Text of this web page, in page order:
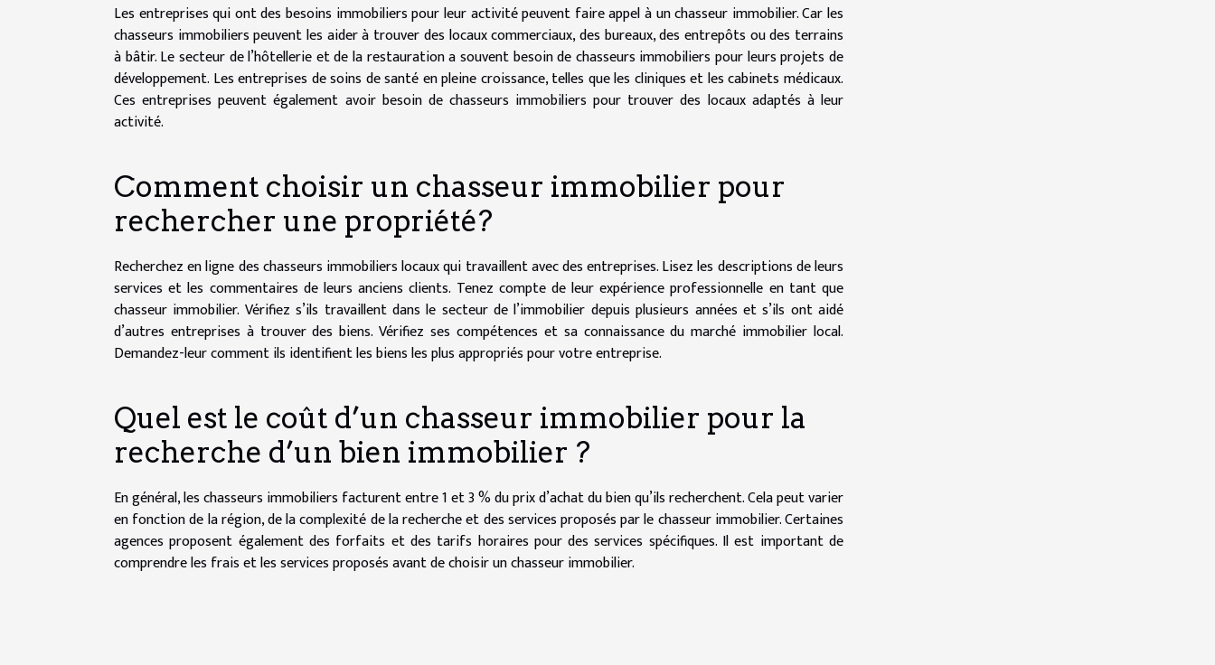
Les entreprises qui ont des besoins immobiliers pour leur activité peuvent faire appel à un chasseur immobilier. Car les
chasseurs immobiliers peuvent les aider à trouver des locaux commerciaux, des bureaux, des entrepôts ou des terrains
à bâtir. Le secteur de l’hôtellerie et de la restauration a souvent besoin de chasseurs immobiliers pour leurs projets de
développement. Les entreprises de soins de santé en pleine croissance, telles que les cliniques et les cabinets médicaux.
Ces entreprises peuvent également avoir besoin de chasseurs immobiliers pour trouver des locaux adaptés à leur
activité.
Comment choisir un chasseur immobilier pour
rechercher une propriété?
Recherchez en ligne des chasseurs immobiliers locaux qui travaillent avec des entreprises. Lisez les descriptions de leurs
services et les commentaires de leurs anciens clients. Tenez compte de leur expérience professionnelle en tant que
chasseur immobilier. Vérifiez s’ils travaillent dans le secteur de l’immobilier depuis plusieurs années et s’ils ont aidé
d’autres entreprises à trouver des biens. Vérifiez ses compétences et sa connaissance du marché immobilier local.
Demandez-leur comment ils identifient les biens les plus appropriés pour votre entreprise.
Quel est le coût d’un chasseur immobilier pour la
recherche d’un bien immobilier ?
En général, les chasseurs immobiliers facturent entre 1 et 3 % du prix d’achat du bien qu’ils recherchent. Cela peut varier
en fonction de la région, de la complexité de la recherche et des services proposés par le chasseur immobilier. Certaines
agences proposent également des forfaits et des tarifs horaires pour des services spécifiques. Il est important de
comprendre les frais et les services proposés avant de choisir un chasseur immobilier.